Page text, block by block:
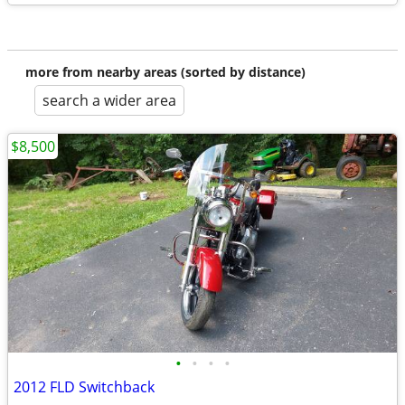
more from nearby areas (sorted by distance)
search a wider area
• • • •
2012 FLD Switchback
$8,500